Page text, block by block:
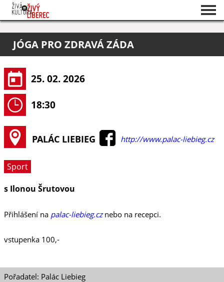
O projektu
Pořadatelé
JÓGA PRO ZDRAVÁ ZÁDA
25. 02. 2026
18:30
PALÁC LIEBIEG http://www.palac-liebieg.cz
Sport
s Ilonou Šrutovou
Přihlášení na palac-liebieg.cznebo na recepci.
vstupenka 100,-
Pořadatel: Palác Liebieg